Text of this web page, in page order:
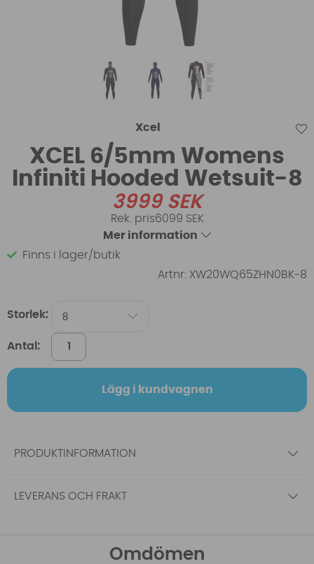
Xcel
XCEL 6/5mm Womens
Infiniti Hooded Wetsuit-8
3999SEK
6099 SEK
Mer information
Finns i lager/butik
Artnr: XW20WQ65ZHN0BK-8
Storlek:
Antal:
Lägg i kundvagnen
PRODUKTINFORMATION
LEVERANS OCH FRAKT
Omdömen